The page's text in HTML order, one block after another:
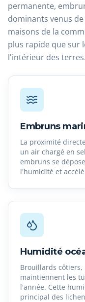
permanente,
dominants venus
maisons de la
plus rapide que sur
l'intérieur des terres.
Embruns
La proximité
un air chargé en
embruns se
l'humidité et
Humidité
Brouillards
maintiennent les
l'année. Cette
principal des